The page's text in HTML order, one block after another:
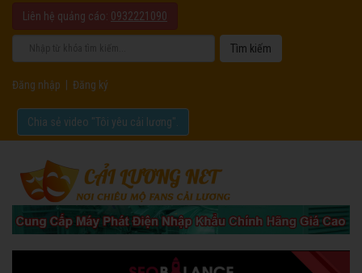
Liên hệ quảng cáo: 0932221090
Đăng nhập Đăng ký
Chia sẻ video "Tôi yêu cải lương".